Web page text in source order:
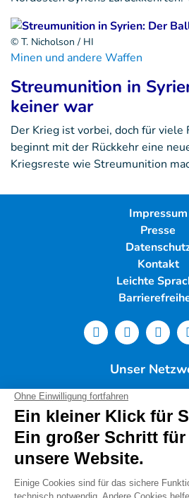
© T. Nicholson / HI
Minen und andere Waffen
Streumunition in
keiner war
Der Krieg ist vorbei, doch für viele
beginnt mit der Rückkehr eine
Kriegsreste wie Streumunition
Impressum
Presse
Kontakt
Leichte
Unser
Deutschland
Handicap International e.V. |
München |
Tel.: 089/54 76 06 0 |
Steuernummer 143/